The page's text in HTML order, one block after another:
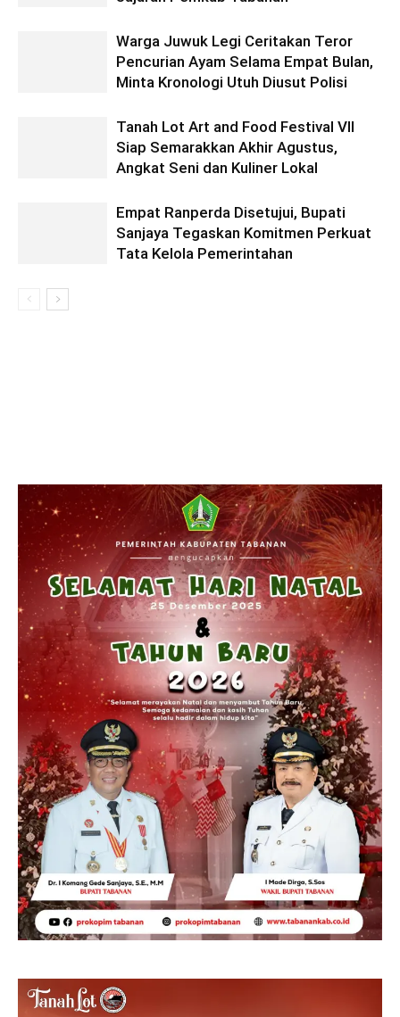
Warga Juwuk Legi Ceritakan Teror
Pencurian Ayam Selama Empat Bulan,
Minta Kronologi Utuh Diusut Polisi
Tanah Lot Art and Food Festival VII
Siap Semarakkan Akhir Agustus,
Angkat Seni dan Kuliner Lokal
Empat Ranperda Disetujui, Bupati
Sanjaya Tegaskan Komitmen Perkuat
Tata Kelola Pemerintahan